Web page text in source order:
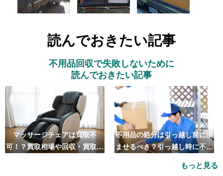
読んでおきたい記事
不用品回収で失敗しないために
読んでおきたい記事
マッサージチェアは買取不
可！？買取相場や回収・買取の
不用品の処分は引っ越し前に済
ませるべき？引っ越し時に不用
もっと見る